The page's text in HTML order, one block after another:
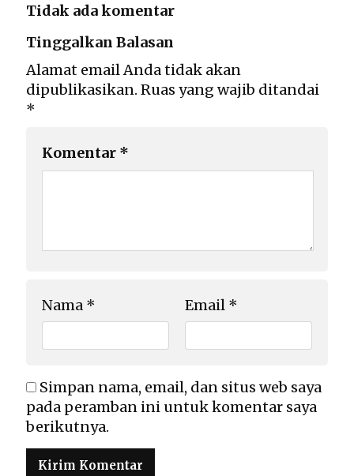
Tidak ada komentar
Tinggalkan Balasan
Alamat email Anda tidak akan
dipublikasikan. Ruas yang wajib ditandai
*
Komentar *
Nama * Email *
Simpan nama, email, dan situs web saya
pada peramban ini untuk komentar saya
berikutnya.